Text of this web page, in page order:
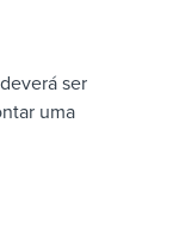
ser
uma